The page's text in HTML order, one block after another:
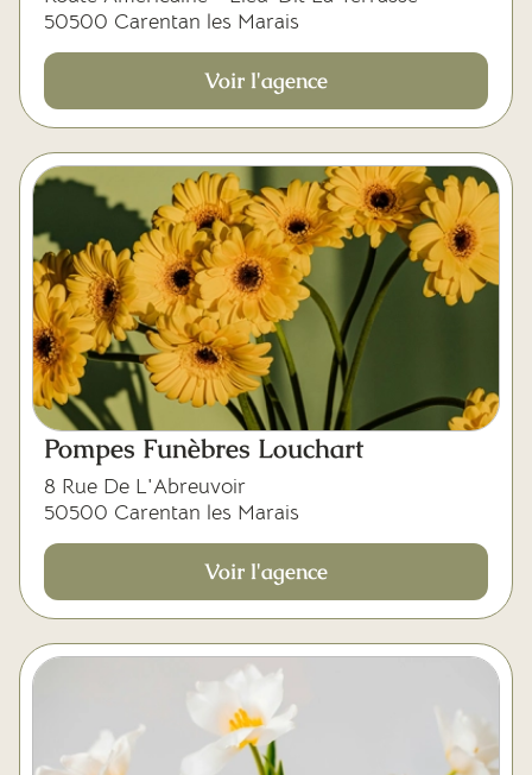
50500 Carentan les Marais
Voir l'agence
Pompes Funèbres Louchart
8 Rue De L'Abreuvoir
50500 Carentan les Marais
Voir l'agence